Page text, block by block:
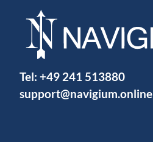
Tel: +49 241 513880
support@navigium.online